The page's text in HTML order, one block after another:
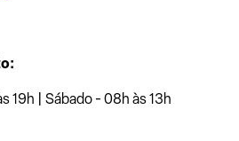
19h | Sábado - 08h às 13h